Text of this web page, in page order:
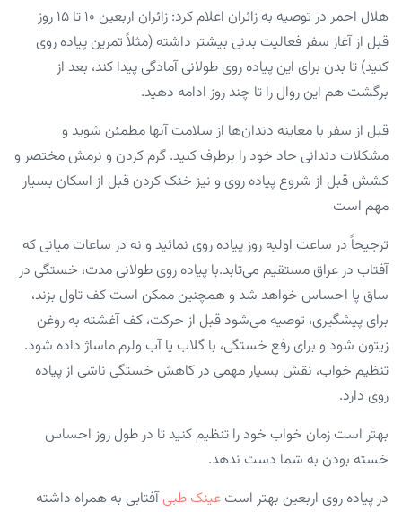
هلال احمر در توصیه به زائران اعلام کرد: زائران اربعین ۱۰ تا ۱۵ روز
قبل از آغاز سفر فعالیت بدنی بیشتر داشته (مثلاً تمرین پیاده روی
کنید) تا بدن برای این پیاده روی طولانی آمادگی پیدا کند، بعد از
برگشت هم این روال را تا چند روز ادامه دهید.
قبل از سفر با معاینه دندان‌ها از سلامت آنها مطمئن شوید و
مشکلات دندانی حاد خود را برطرف کنید. گرم کردن و نرمش مختصر و
کشش قبل از شروع پیاده روی و نیز خنک کردن قبل از اسکان بسیار
مهم است
ترجیحاً در ساعت اولیه روز پیاده روی نمائید و نه در ساعات میانی که
آفتاب در عراق مستقیم می‌تابد.با پیاده روی طولانی مدت، خستگی در
ساق پا احساس خواهد شد و همچنین ممکن است کف تاول بزند،
برای پیشگیری، توصیه می‌شود قبل از حرکت، کف آغشته به روغن
زیتون شود و برای رفع خستگی، با گلاب یا آب ولرم ماساژ داده شود.
تنظیم خواب، نقش بسیار مهمی در کاهش خستگی ناشی از پیاده
روی دارد.
بهتر است زمان خواب خود را تنظیم کنید تا در طول روز احساس
خسته بودن به شما دست ندهد.
در پیاده روی اربعین بهتر است عینک طبیآفتابی به همراه داشته